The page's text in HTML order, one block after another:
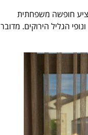
יציע חופשה משפחתית
הגליל הירוקים. מדובר